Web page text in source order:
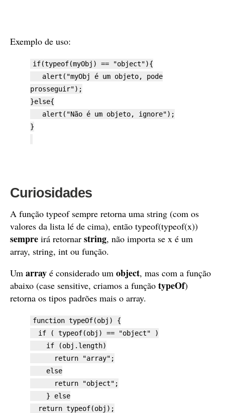
Exemplo de uso:
if(typeof(myObj) == "object"){
alert("myObj é um objeto, pode
prosseguir");
}else{
alert("Não é um objeto, ignore");
}
Curiosidades
A função typeof sempre retorna uma string (com os
valores da lista lé de cima), então typeof(typeof(x))
sempre irá retornar string, não importa se x é um
array, string, int ou função.
Um array é considerado um object, mas com a função
abaixo (case sensitive, criamos a função typeOf)
retorna os tipos padrões mais o array.
function typeOf(obj) {
if ( typeof(obj) == "object" )
if (obj.length)
return "array";
else
return "object";
} else
return typeof(obj);